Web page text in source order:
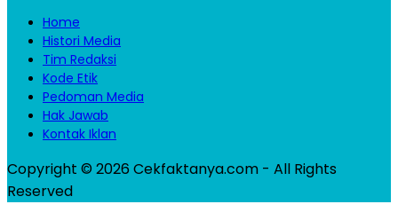
Home
Histori Media
Tim Redaksi
Kode Etik
Pedoman Media
Hak Jawab
Kontak Iklan
Copyright © 2026 Cekfaktanya.com - All Rights
Reserved